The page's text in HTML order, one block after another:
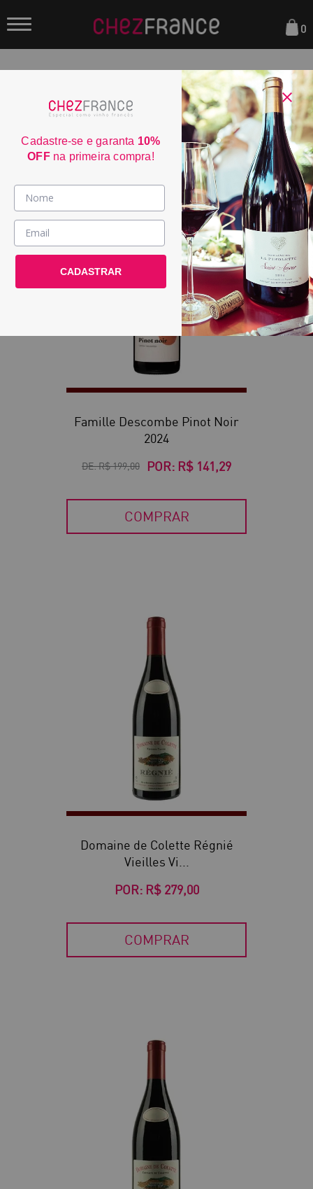
Vinhos >
País / Região >
Le Club >
0
ORDENAR POR:
29
Famille Descombe Pinot Noir
2024
DE:R$ 199,00 POR: R$ 141,29
COMPRAR
Domaine de Colette Régnié
Vieilles Vi...
POR: R$ 279,00
COMPRAR
Cadastre-se e garanta 10%
OFFna primeira compra!
CADASTRAR